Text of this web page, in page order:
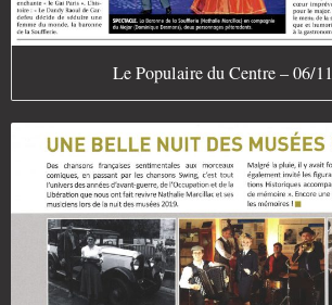
Le Populaire du Centre – 06/